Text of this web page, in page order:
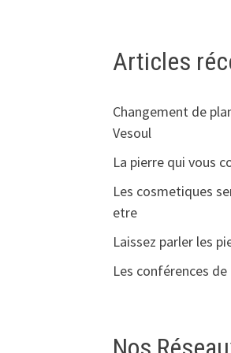
Articles
Changement de
Vesoul
La pierre qui vous
Les cosmetiques
etre
Laissez parler les
Les conférences